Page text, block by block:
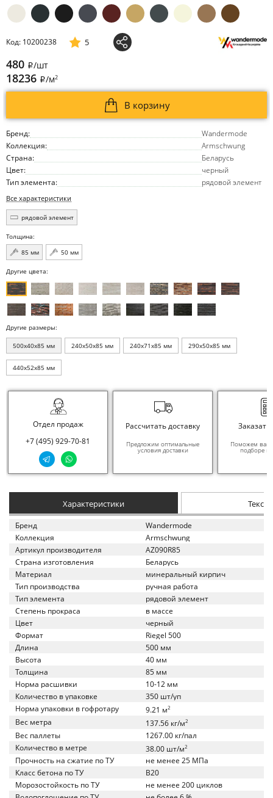
Бренд:
Wandermode
Коллекция:
Armschwung
Страна:
Беларусь
Цвет:
черный
Тип элемента:
рядовой элемент
Все характеристики
рядовой элемент
Толщина:
85 мм
50 мм
Код: 10200238 5
480 i/шт
18236 i/м2
В корзину
Другие цвета:
Другие размеры:
500x40x85 мм 240x50x85 мм 240x71x85 мм 290x50x85 мм
440x52x85 мм
Отдел продаж
+7 (495) 929-70-81
Рассчитать доставку
Предложим оптимальные
условия доставки
Заказать
Поможем вам
подборе
Характеристики
Бренд
Wandermode
Коллекция
Armschwung
Артикул производителя
AZ090R85
Страна изготовления
Беларусь
Материал
минеральный кирпич
Тип производства
ручная работа
Тип элемента
рядовой элемент
Степень прокраса
в массе
Цвет
черный
Формат
Riegel 500
Длина
500 мм
Высота
40 мм
Толщина
85 мм
Норма расшивки
10-12 мм
Количество в упаковке
350 шт/уп
Норма упаковки в гофротару
9.21 м2
Вес метра 137.56 кг/м2
Вес паллеты
1267.00 кг/пал
Количество в метре
38.00 шт/м2
Прочность на сжатие по ТУ
не менее 25 МПа
Класс бетона по ТУ
B20
Морозостойкость по ТУ
не менее 200 циклов